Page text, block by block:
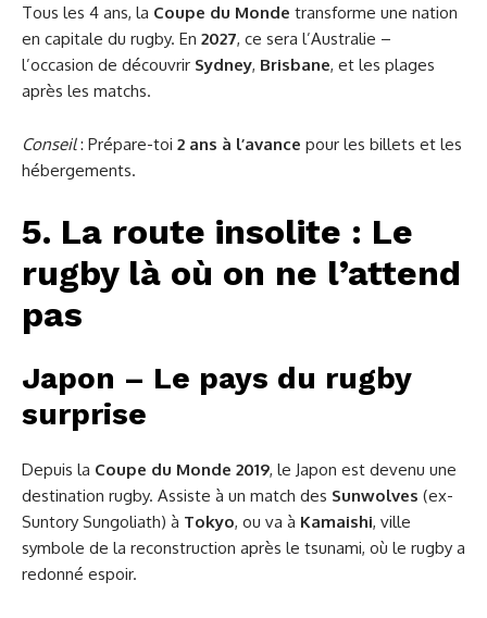
Tous les 4 ans, la Coupe du Monde transforme une nation
en capitale du rugby. En 2027, ce sera l’Australie –
l’occasion de découvrir Sydney, Brisbane, et les plages
après les matchs.
Conseil: Prépare-toi 2 ans à l’avance pour les billets et les
hébergements.
5. La route insolite : Le
rugby là où on ne l’attend
pas
Japon – Le pays du rugby
surprise
Depuis la Coupe du Monde 2019, le Japon est devenu une
destination rugby. Assiste à un match des Sunwolves (ex-
Suntory Sungoliath) à Tokyo, ou va à Kamaishi, ville
symbole de la reconstruction après le tsunami, où le rugby a
redonné espoir.